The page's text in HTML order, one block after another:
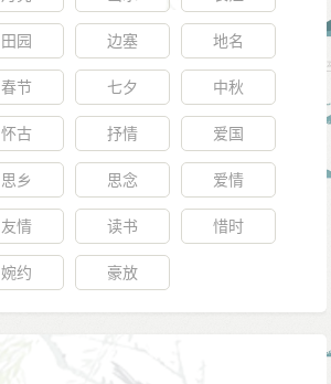
田园 边塞 地名
春节 七夕 中秋
怀古 抒情 爱国
思乡 思念 爱情
友情 读书 惜时
婉约 豪放